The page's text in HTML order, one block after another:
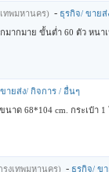
ทพมหานคร) - ธุรกิจ/ ขาย
ากมาย ขั้นต่ำ 60 ตัว หนา
ายส่ง/ กิจการ / อื่นๆ
ด 68*104 cm. กระเป๋า 1
งเทพมหานคร) - ธุรกิจ/ ข